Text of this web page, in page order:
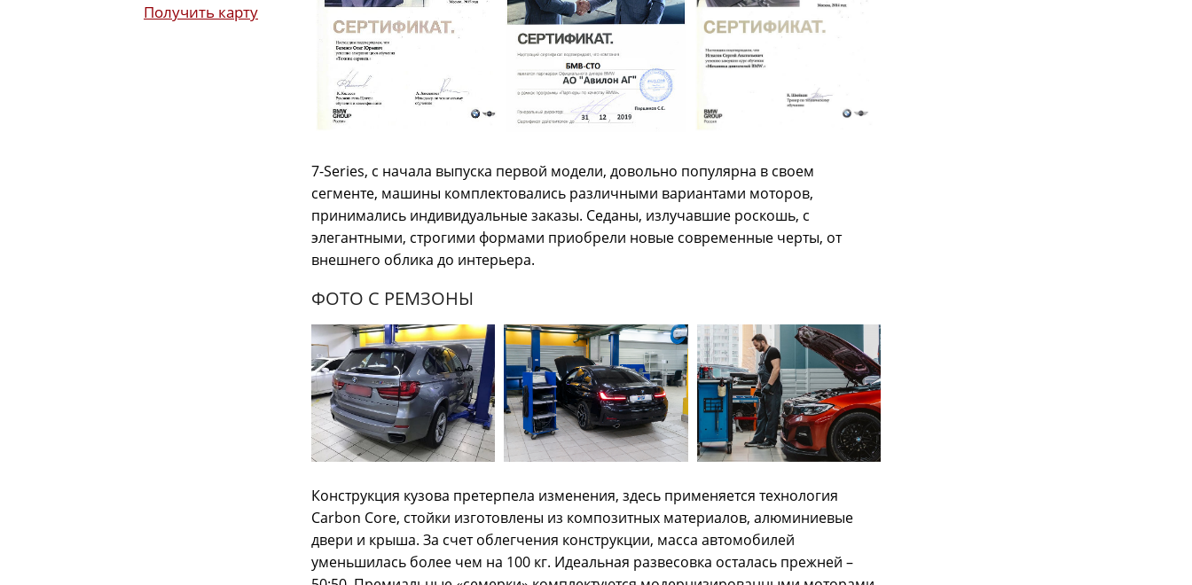
7-Series, с начала выпуска первой модели, довольно популярна в своем
сегменте, машины комплектовались различными вариантами моторов,
принимались индивидуальные заказы. Седаны, излучавшие роскошь, с
элегантными, строгими формами приобрели новые современные черты, от
внешнего облика до интерьера.
ФОТО С РЕМЗОНЫ
Конструкция кузова претерпела изменения, здесь применяется технология
Carbon Core, стойки изготовлены из композитных материалов, алюминиевые
двери и крыша. За счет облегчения конструкции, масса автомобилей
уменьшилась более чем на 100 кг. Идеальная развесовка осталась прежней –
Получить карту